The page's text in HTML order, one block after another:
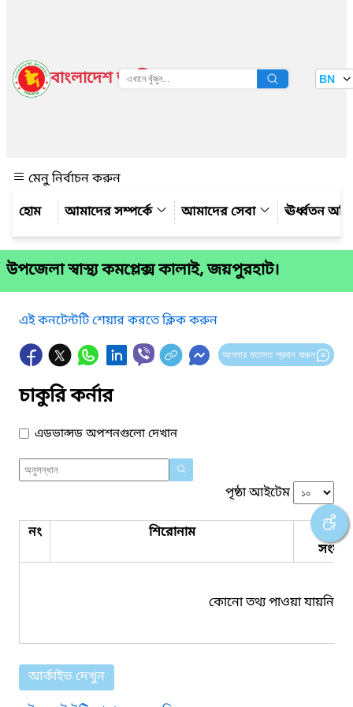
বাংলাদেশ জাতীয় তথ্য বাতায়ন BN
মেনু নির্বাচন করুন
আমাদের সম্পর্কে
আমাদের সেবা ঊর্ধ্বতন
উপজেলা স্বাস্থ্য কমপ্লেক্স কালাই, জয়পুরহাট।
এই কনটেন্টটি শেয়ার করতে ক্লিক করুন
আপনার মতামত প্রদান করুন
চাকুরি কর্নার
এডভান্সড অপশনগুলো দেখান
পৃষ্ঠা আইটেম
নং শিরোনাম
কোনো তথ্য পাওয়া যায়নি।
আর্কাইভ দেখুন